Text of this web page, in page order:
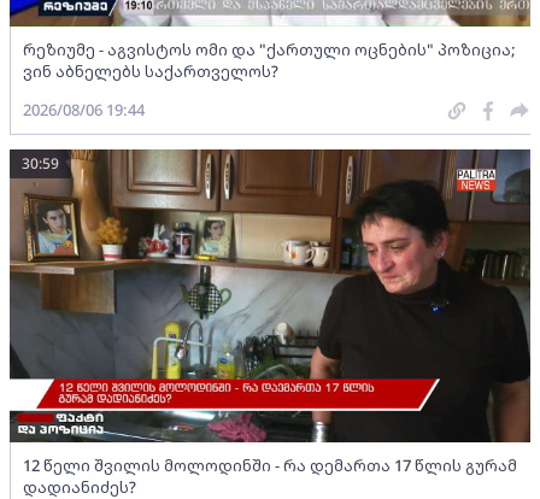
რეზიუმე - აგვისტოს ომი და "ქართული ოცნების" პოზიცია;
ვინ აბნელებს საქართველოს?
2026/08/06 19:44
12 წელი შვილის მოლოდინში - რა დემართა 17 წლის გურამ
დადიანიძეს?
30:59